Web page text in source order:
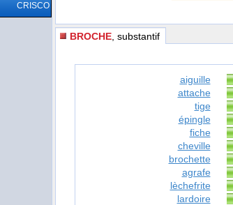
CRISCO
BROCHE , substantif
aiguille
attache
tige
épingle
fiche
cheville
brochette
agrafe
lèchefrite
lardoire